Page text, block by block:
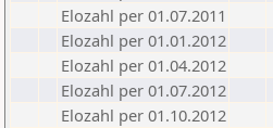
Elozahl per 01.07.2011
Elozahl per 01.01.2012
Elozahl per 01.04.2012
Elozahl per 01.07.2012
Elozahl per 01.10.2012